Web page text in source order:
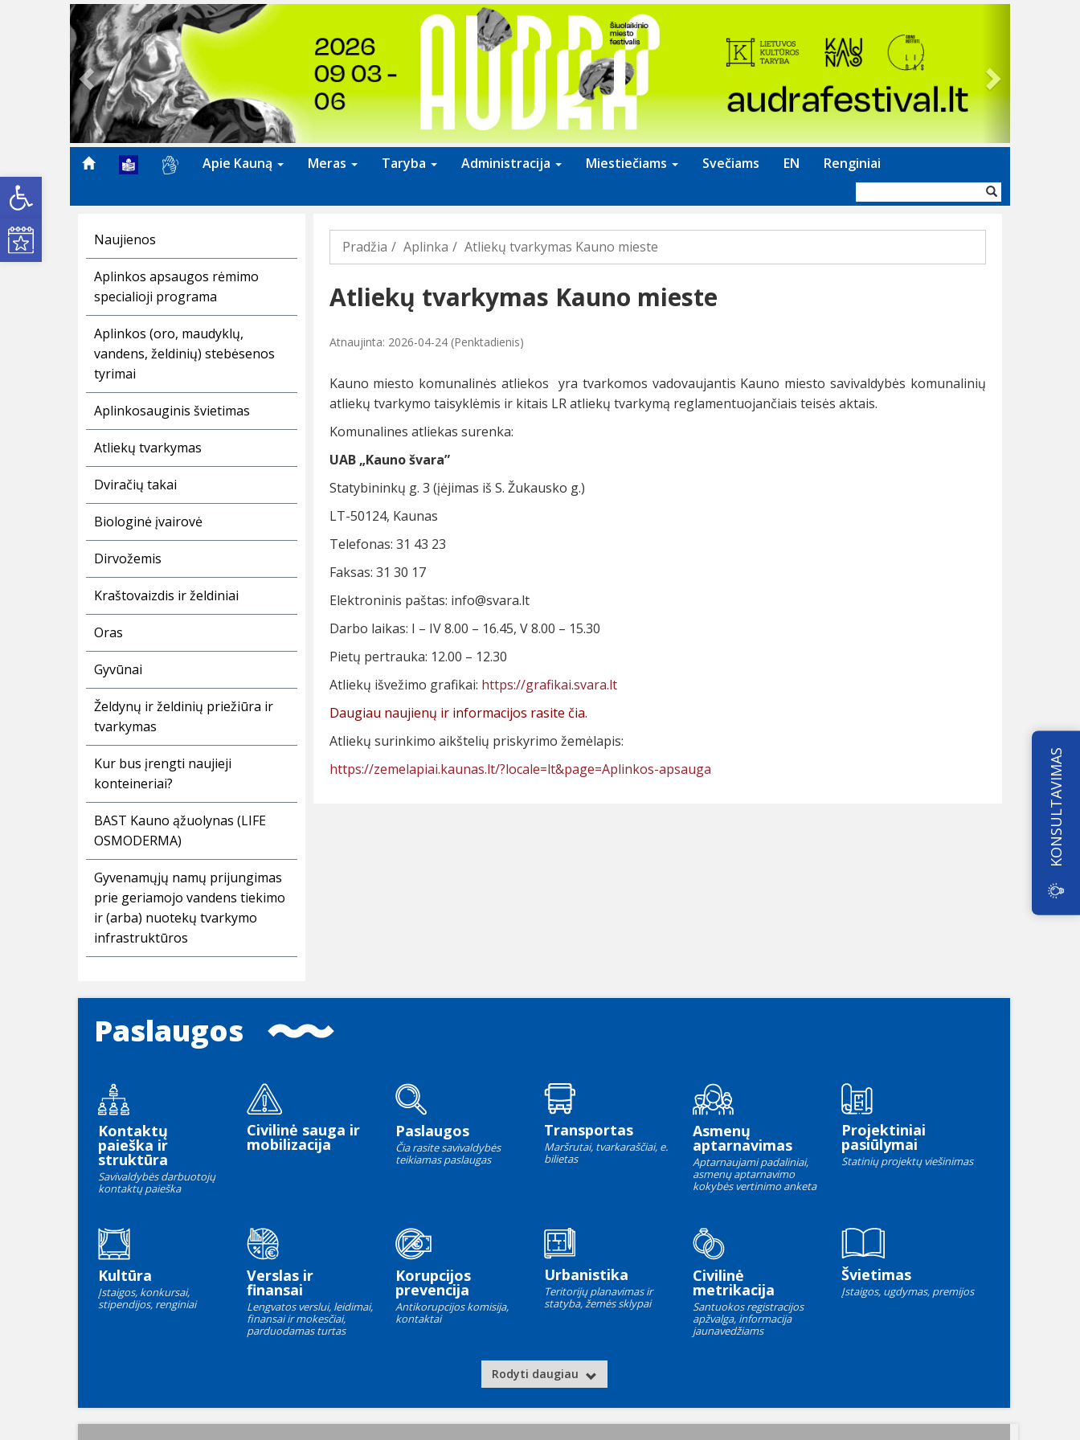
Open toolbar
Kultūros renginiai
Previous
Apie Kauną Meras Taryba Administracija Miestiečiams Svečiams EN Renginiai
forma
Naujienos
Aplinkos apsaugos rėmimo
specialioji programa
Aplinkos (oro, maudyklų,
vandens, želdinių) stebėsenos
tyrimai
Aplinkosauginis švietimas
Atliekų tvarkymas
Dviračių takai
Biologinė įvairovė
Dirvožemis
Kraštovaizdis ir želdiniai
Oras
Gyvūnai
Želdynų ir želdinių priežiūra ir
tvarkymas
Kur bus įrengti naujieji
konteineriai?
BAST Kauno ąžuolynas (LIFE
OSMODERMA)
Gyvenamųjų namų prijungimas
prie geriamojo vandens tiekimo
ir (arba) nuotekų tvarkymo
infrastruktūros
Pradžia Aplinka Atliekų tvarkymas Kauno mieste
Atliekų tvarkymas Kauno mieste
Atnaujinta: 2026-04-24 (Penktadienis)
Kauno miesto komunalinės atliekos yra tvarkomos vadovaujantis Kauno miesto savivaldybės komunalinių
atliekų tvarkymo taisyklėmis ir kitais LR atliekų tvarkymą reglamentuojančiais teisės aktais.
Komunalines atliekas surenka:
UAB „Kauno švara”
Statybininkų g. 3 (įėjimas iš S. Žukausko g.)
LT-50124, Kaunas
Telefonas: 31 43 23
Faksas: 31 30 17
Elektroninis paštas: info@svara.lt
Darbo laikas: I – IV 8.00 – 16.45, V 8.00 – 15.30
Pietų pertrauka: 12.00 – 12.30
Atliekų išvežimo grafikai: https://grafikai.svara.lt
Daugiau naujienų ir informacijos rasite čia.
Atliekų surinkimo aikštelių priskyrimo žemėlapis:
https://zemelapiai.kaunas.lt/?locale=lt&page=Aplinkos-apsauga
Paslaugos
Kontaktų
paieška ir
struktūra
Savivaldybės darbuotojų
kontaktų paieška
Civilinė sauga ir
mobilizacija
Paslaugos
Čia rasite savivaldybės
teikiamas paslaugas
Transportas
Maršrutai, tvarkaraščiai, e.
bilietas
Asmenų
aptarnavimas
Aptarnaujami padaliniai,
asmenų aptarnavimo
kokybės vertinimo anketa
Projektiniai
pasiūlymai
Statinių projektų viešinimas
Kultūra
Įstaigos, konkursai,
stipendijos, renginiai
Verslas ir
finansai
Lengvatos verslui, leidimai,
finansai ir mokesčiai,
parduodamas turtas
Korupcijos
prevencija
Antikorupcijos komisija,
kontaktai
Urbanistika
Teritorijų planavimas ir
statyba, žemės sklypai
Civilinė
metrikacija
Santuokos registracijos
apžvalga, informacija
jaunavedžiams
Švietimas
Įstaigos, ugdymas, premijos
Rodyti daugiau
KONSULTAVIMAS